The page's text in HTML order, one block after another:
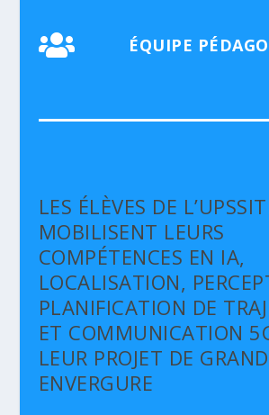
 ÉQUIPE
LES ÉLÈVES DE
MOBILISENT LEURS
COMPÉTENCES EN IA,
LOCALISATION,
PLANIFICATION DE
ET COMMUNICATION
LEUR PROJET DE
ENVERGURE